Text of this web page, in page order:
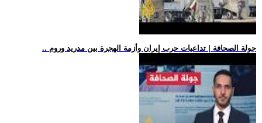
.. جولة الصحافة | تداعيات حرب إيران وأزمة الهجرة بين مدريد وروم